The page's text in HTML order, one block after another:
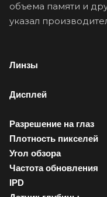
объема памяти и
указал
Линзы
Дисплей
Разрешение на глаз
Плотность пикселей
Угол обзора
Частотаобновления
IPD